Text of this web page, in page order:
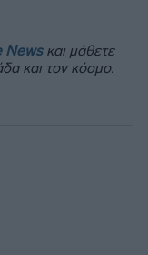
Newsκαι μάθετε
και τον κόσμο.